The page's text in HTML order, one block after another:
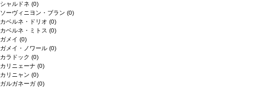
シャルドネ (0)
ソーヴィニヨン・ブラン (0)
カベルネ・ドリオ (0)
カベルネ・ミトス (0)
ガメイ (0)
ガメイ・ノワール (0)
カラドック (0)
カリニェーナ (0)
カリニャン (0)
ガルガネーガ (0)